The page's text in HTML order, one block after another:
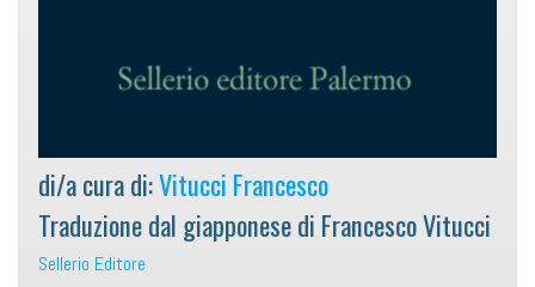
di/a cura di:Vitucci Francesco
Traduzione dal giapponese di Francesco Vitucci
Sellerio Editore